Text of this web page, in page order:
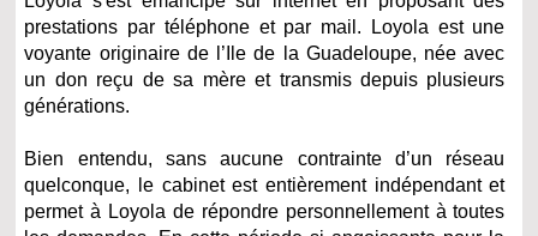
prestations par téléphone et par mail. Loyola est une
voyante originaire de l’Ile de la Guadeloupe, née avec
un don reçu de sa mère et transmis depuis plusieurs
générations.
Bien entendu, sans aucune contrainte d’un réseau
quelconque, le cabinet est entièrement indépendant et
permet à Loyola de répondre personnellement à toutes